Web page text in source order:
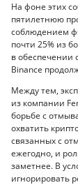
На фоне этих
пятилетнюю
соблюдением
почти 25% из
в обеспечении
Binance
Между тем,
из компании
борьбе с
охватить
связанных с
ежегодно, и
заметнее. В
игнорировать